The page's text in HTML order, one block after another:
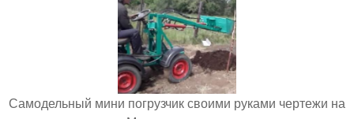
Самодельный мини погрузчик своими руками чертежи на